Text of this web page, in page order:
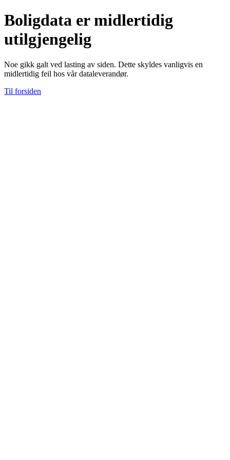
Boligdata er midlertidig
utilgjengelig
Noe gikk galt ved lasting av siden. Dette skyldes vanligvis en
midlertidig feil hos vår dataleverandør.
Til forsiden